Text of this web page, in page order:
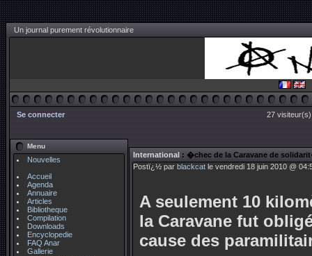
Un journal purement révolutionnaire
Se connecter 27
Menu
Nouvelles
Accueil
Agenda
Annuaire
Articles
Bibliotheque
Compilation
Downloads
Encyclopedie
FAQ Anar
Gallerie
International : �chec de la Caravane de
Postï¿½ par blackcat le vendredi 18 juin 2010 @
A seulement 10
la Caravane fut
cause des